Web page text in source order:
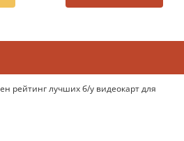
рейтинг лучших б/у видеокарт для